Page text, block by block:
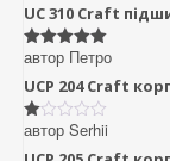
UC 310 Craft
Оцінено в
автор Петро
UCP 204 Craft
Оцінено
автор Serhii